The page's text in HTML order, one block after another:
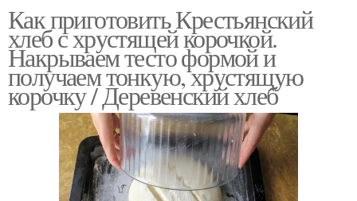
Как приготовить Крестьянский
хлеб с хрустящей корочкой.
Накрываем тесто формой и
получаем тонкую, хрустящую
корочку / Деревенский хлеб